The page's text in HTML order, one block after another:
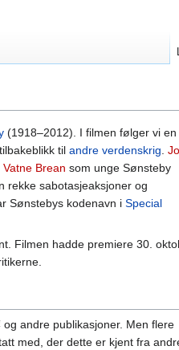
(1918–2012). I filmen følger vi en
til andre verdenskrig.
Vatne Brean som unge Sønsteby
rekke sabotasjeaksjoner og
Sønstebys kodenavn i Special
Filmen hadde premiere 30.
og andre publikasjoner. Men flere
med, der dette er kjent fra